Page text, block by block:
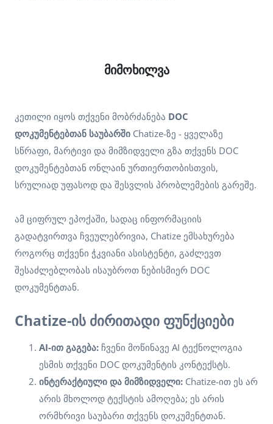
მიმოხილვა
კეთილი იყოს თქვენი მობრძანება DOC
დოკუმენტებთან საუბარში Chatize-ზე - ყველაზე
სწრაფი, მარტივი და მიმზიდველი გზა თქვენს DOC
დოკუმენტებთან ონლაინ ურთიერთობისთვის,
სრულიად უფასოდ და შესვლის პრობლემების გარეშე.
ამ ციფრულ ეპოქაში, სადაც ინფორმაციის
გადატვირთვა ჩვეულებრივია, Chatize ემსახურება
როგორც თქვენი ჭკვიანი ასისტენტი, გაძლევთ
შესაძლებლობას ისაუბროთ ნებისმიერ DOC
დოკუმენტთან.
Chatize-ის ძირითადი ფუნქციები
AI-ით გაგება: ჩვენი მოწინავე AI ტექნოლოგია
ესმის თქვენი DOC დოკუმენტის კონტექსტს.
ინტერაქტიული და მიმზიდველი: Chatize-ით ეს არ
არის მხოლოდ ტექსტის ამოღება; ეს არის
ორმხრივი საუბარი თქვენს დოკუმენტთან.